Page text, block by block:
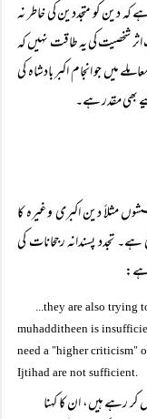
دین کو متجددین کی خاطر نہ
اثر شخصیت کی یہ طاقت نہیں کہ
میں جو انجام اکبر بادشاہ کی
بھی مقدر ہے۔
مثلاً دین اکبری وغیرہ کا
تجدد پسندانہ رجحانات کی
ہے:
...they are also trying
muhadditheen is
need a "higher criticism"
Ijtihad are not sufficient.
رہے ہیں، ان کا کہنا